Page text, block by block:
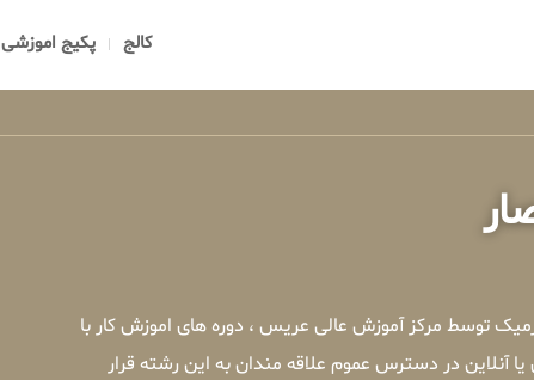
کالج پکیج اموزشی
توسط مرکز آموزش عالی عریس ، دوره های اموزش کار با
در دسترس عموم علاقه مندان به این رشته قرار